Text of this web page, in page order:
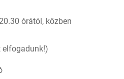
órától, közben
elfogadunk!)